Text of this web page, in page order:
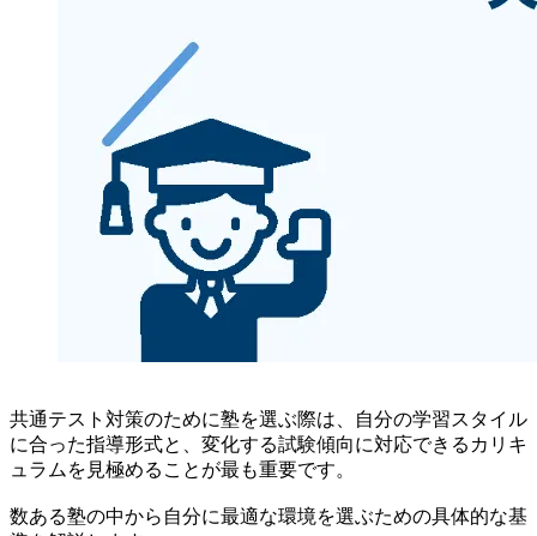
共通テスト対策のために塾を選ぶ際は、自分の学習スタイル
に合った指導形式と、変化する試験傾向に対応できるカリキ
ュラムを見極めることが最も重要です。
数ある塾の中から自分に最適な環境を選ぶための具体的な基